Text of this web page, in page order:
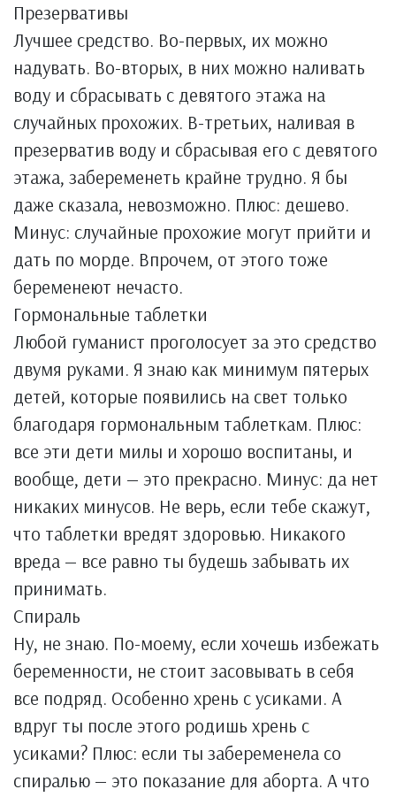
Презервативы
Лучшее средство. Во-первых, их можно
надувать. Во-вторых, в них можно наливать
воду и сбрасывать с девятого этажа на
случайных прохожих. В-третьих, наливая в
презерватив воду и сбрасывая его с девятого
этажа, забеременеть крайне трудно. Я бы
даже сказала, невозможно. Плюс: дешево.
Минус: случайные прохожие могут прийти и
дать по морде. Впрочем, от этого тоже
беременеют нечасто.
Гормональные таблетки
Любой гуманист проголосует за это средство
двумя руками. Я знаю как минимум пятерых
детей, которые появились на свет только
благодаря гормональным таблеткам. Плюс:
все эти дети милы и хорошо воспитаны, и
вообще, дети — это прекрасно. Минус: да нет
никаких минусов. Не верь, если тебе скажут,
что таблетки вредят здоровью. Никакого
вреда — все равно ты будешь забывать их
принимать.
Спираль
Ну, не знаю. По-моему, если хочешь избежать
беременности, не стоит засовывать в себя
все подряд. Особенно хрень с усиками. А
вдруг ты после этого родишь хрень с
усиками? Плюс: если ты забеременела со
спиралью — это показание для аборта. А что